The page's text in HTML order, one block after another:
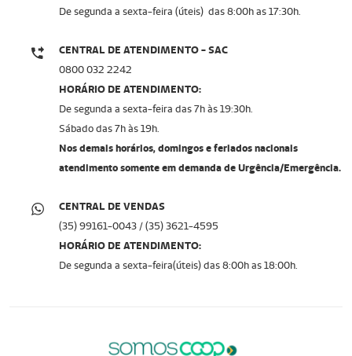
De segunda a sexta-feira (úteis) das 8:00h as 17:30h.
CENTRAL DE ATENDIMENTO - SAC
0800 032 2242
HORÁRIO DE ATENDIMENTO:
De segunda a sexta-feira das 7h às 19:30h.
Sábado das 7h às 19h.
Nos demais horários, domingos e feriados nacionais
atendimento somente em demanda de Urgência/Emergência.
CENTRAL DE VENDAS
(35) 99161-0043 / (35) 3621-4595
HORÁRIO DE ATENDIMENTO:
De segunda a sexta-feira(úteis) das 8:00h as 18:00h.